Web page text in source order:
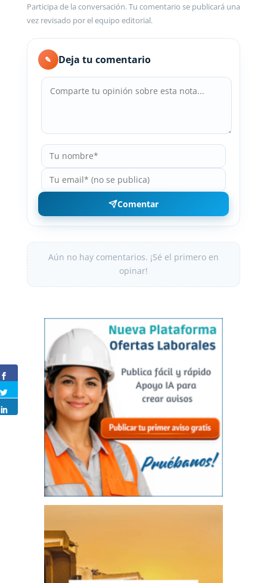
Participa de la conversación. Tu comentario se publicará una
vez revisado por el equipo editorial.
✎ Deja tu comentario
Comentar
Aún no hay comentarios. ¡Sé el primero en
opinar!